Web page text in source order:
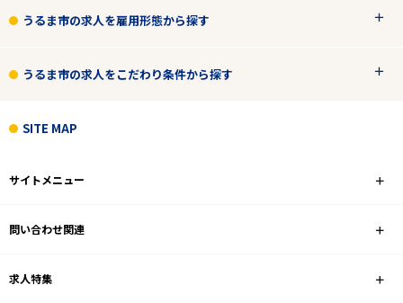
うるま市の求人を雇用形態から探す
うるま市の求人をこだわり条件から探す
SITE MAP
サイトメニュー
問い合わせ関連
求人特集